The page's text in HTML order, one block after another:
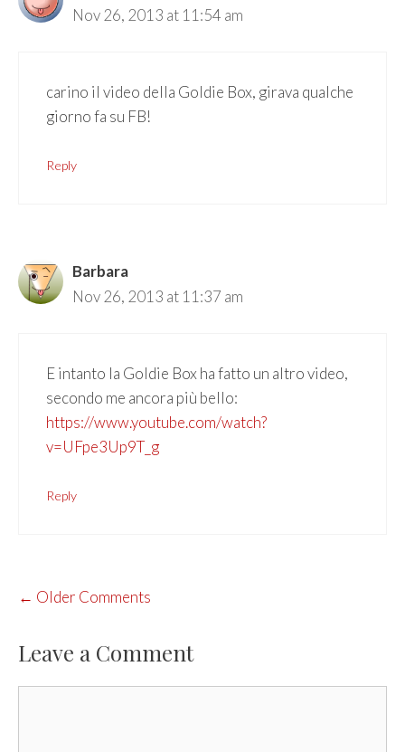
Nov 26, 2013 at 11:54 am
carino il video della Goldie Box, girava qualche
giorno fa su FB!
Reply
Barbara
Nov 26, 2013 at 11:37 am
E intanto la Goldie Box ha fatto un altro video,
secondo me ancora più bello:
https://www.youtube.com/watch?
v=UFpe3Up9T_g
Reply
COMMENT
← Older Comments
Leave a Comment